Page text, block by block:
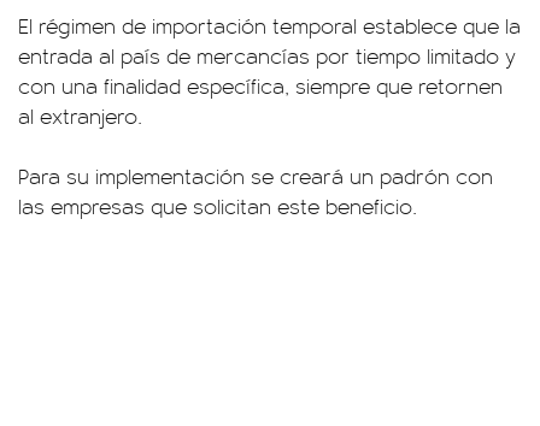
El régimen de importación temporal establece que la
entrada al país de mercancías por tiempo limitado y
con una finalidad específica, siempre que retornen
al extranjero.
Para su implementación se creará un padrón con
las empresas que solicitan este beneficio.